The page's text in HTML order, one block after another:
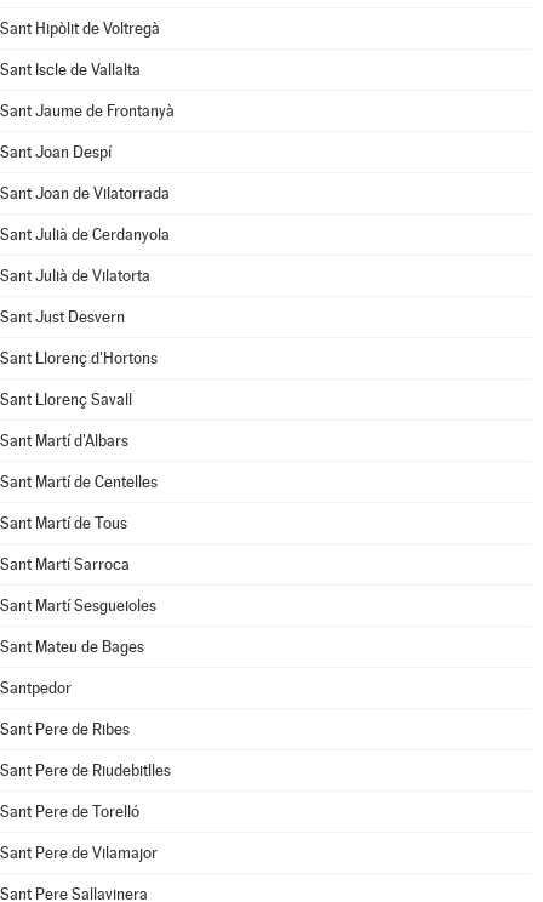
Sant Hipòlit de Voltregà
Sant Iscle de Vallalta
Sant Jaume de Frontanyà
Sant Joan Despí
Sant Joan de Vilatorrada
Sant Julià de Cerdanyola
Sant Julià de Vilatorta
Sant Just Desvern
Sant Llorenç d'Hortons
Sant Llorenç Savall
Sant Martí d'Albars
Sant Martí de Centelles
Sant Martí de Tous
Sant Martí Sarroca
Sant Martí Sesgueioles
Sant Mateu de Bages
Santpedor
Sant Pere de Ribes
Sant Pere de Riudebitlles
Sant Pere de Torelló
Sant Pere de Vilamajor
Sant Pere Sallavinera